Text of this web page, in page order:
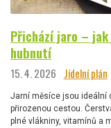
Přichází jaro –
hubnutí
15. 4. 2026 Jídelní plán
Jarní měsíce jsou ideální
přirozenou cestou.
plné vlákniny, vitamínů a